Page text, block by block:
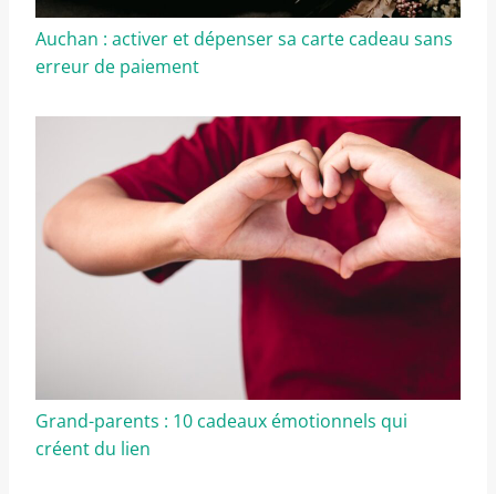
Auchan : activer et dépenser sa carte cadeau sans
erreur de paiement
Grand-parents : 10 cadeaux émotionnels qui
créent du lien